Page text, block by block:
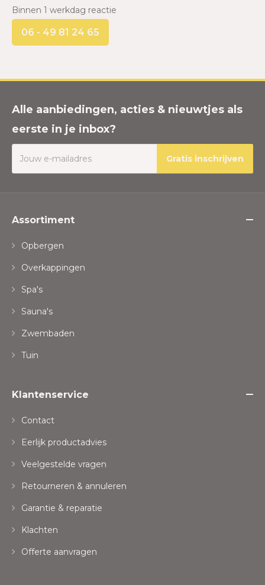
Binnen 1 werkdag reactie
06 - 49 81 24 65
Alle aanbiedingen, acties & nieuwtjes als
eerste in je inbox?
Gratis inschrijven
Assortiment
Opbergen
Overkappingen
Spa's
Sauna's
Zwembaden
Tuin
Klantenservice
Contact
Eerlijk productadvies
Veelgestelde vragen
Retourneren & annuleren
Garantie & reparatie
Klachten
Offerte aanvragen